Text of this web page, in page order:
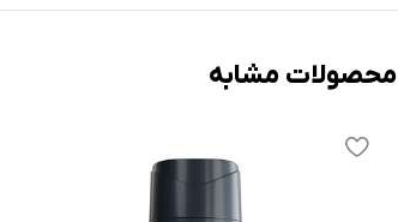
محصولات مشابه